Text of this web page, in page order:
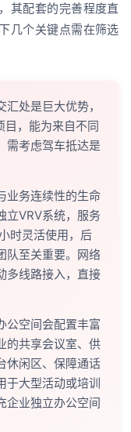
其配套的完善程度直
几个关键点需在筛选
处是巨大优势，
，能为来自不同
需考虑驾车抵达是
业务连续性的生命
立VRV系统，服务
时灵活使用，后
队至关重要。网络
多线路接入，直接
公空间会配置丰富
的共享会议室、供
休闲区、保障通话
于大型活动或培训
企业独立办公空间